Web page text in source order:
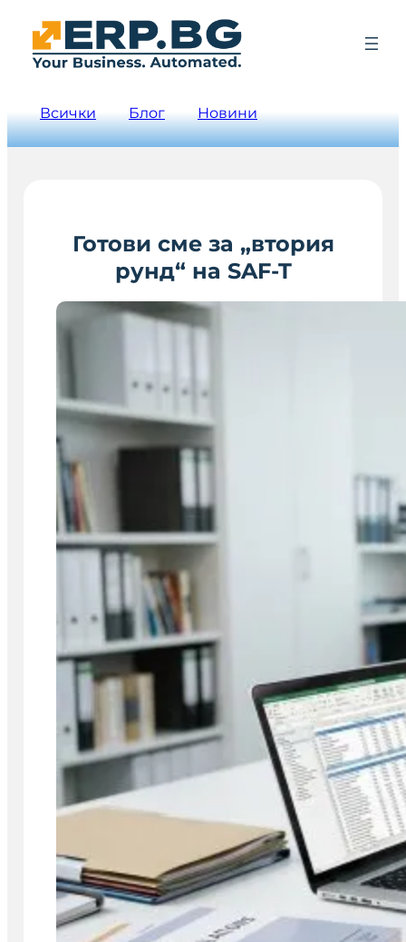
Всички Блог Новини
Готови сме за „втория
рунд“ на SAF-T